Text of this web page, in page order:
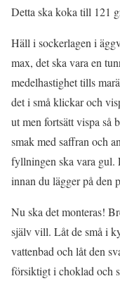
Detta ska koka till 121
Häll i sockerlagen i
max, det ska vara en
medelhastighet tills
det i små klickar och
ut men fortsätt vispa så
smak med saffran och
fyllningen ska vara gul.
innan du lägger på den
Nu ska det monteras!
själv vill. Låt de små i
vattenbad och låt den
försiktigt i choklad och